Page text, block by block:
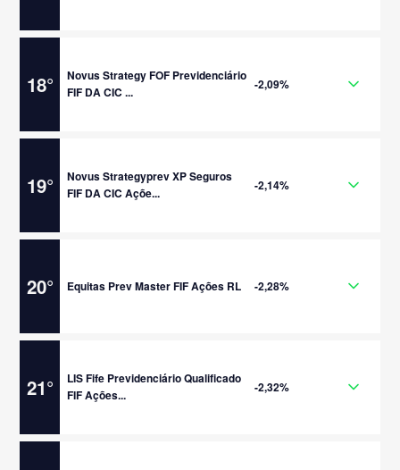
18°
Novus Strategy FOF Previdenciário
FIF DA CIC ...
-2,09%
19°
Novus Strategyprev XP Seguros
FIF DA CIC Açõe...
-2,14%
20° Equitas Prev Master FIF Ações RL -2,28%
21°
LIS Fife Previdenciário Qualificado
FIF Ações...
-2,32%